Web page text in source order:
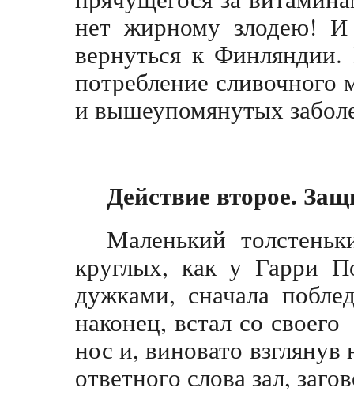
нет жирному злодею!
вернуться к
потребление
и вышеупомянутых
Действие второе.
Маленький
круглых, как у Гарри
дужками, сначала
наконец, встал со
нос и, виновато
ответного слова зал,